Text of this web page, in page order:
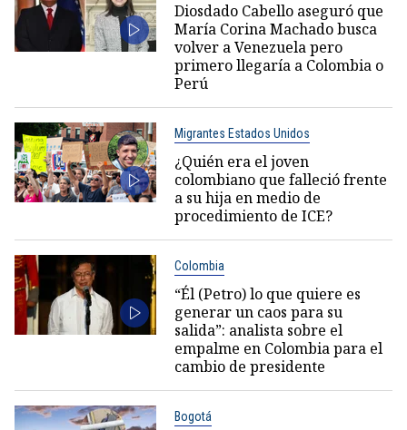
Diosdado Cabello aseguró que
María Corina Machado busca
volver a Venezuela pero
primero llegaría a Colombia o
Perú
Migrantes Estados Unidos
¿Quién era el joven
colombiano que falleció frente
a su hija en medio de
procedimiento de ICE?
Colombia
“Él (Petro) lo que quiere es
generar un caos para su
salida”: analista sobre el
empalme en Colombia para el
cambio de presidente
Bogotá